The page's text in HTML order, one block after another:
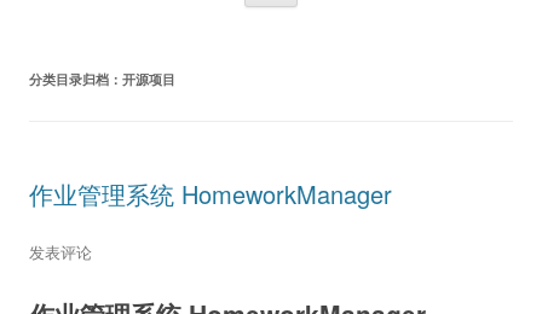
分类目录归档： 开源项目
作业管理系统 HomeworkManager
发表评论